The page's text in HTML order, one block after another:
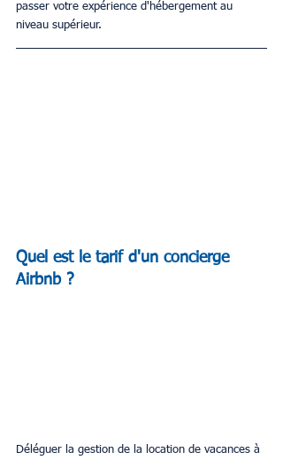
passer votre expérience d'hébergement au
niveau supérieur.
Quel est le tarif d'un concierge
Airbnb ?
Déléguer la gestion de la location de vacances à